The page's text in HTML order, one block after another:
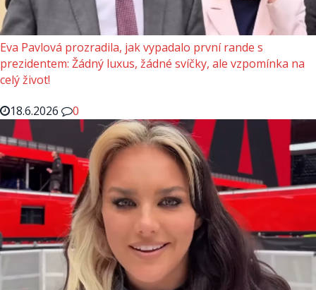
Eva Pavlová prozradila, jak vypadalo první rande s
prezidentem: Žádný luxus, žádné svíčky, ale vzpomínka na
celý život!
18.6.2026
0